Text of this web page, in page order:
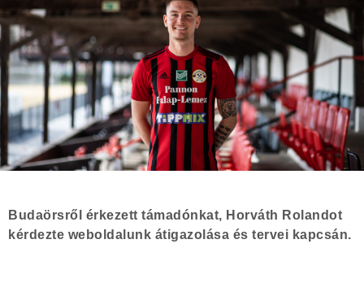
Budaörsről érkezett támadónkat, Horváth Rolandot
kérdezte weboldalunk átigazolása és tervei kapcsán.